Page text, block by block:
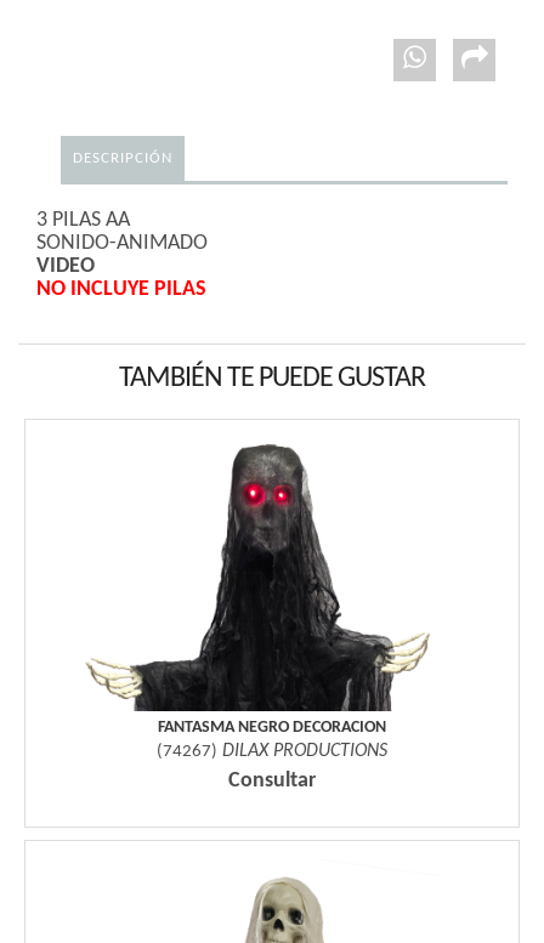
DESCRIPCIÓN
3 PILAS AA
SONIDO-ANIMADO
VIDEO
NO INCLUYE PILAS
TAMBIÉN TE PUEDE GUSTAR
FANTASMA NEGRO DECORACION
(74267) DILAX PRODUCTIONS
Consultar